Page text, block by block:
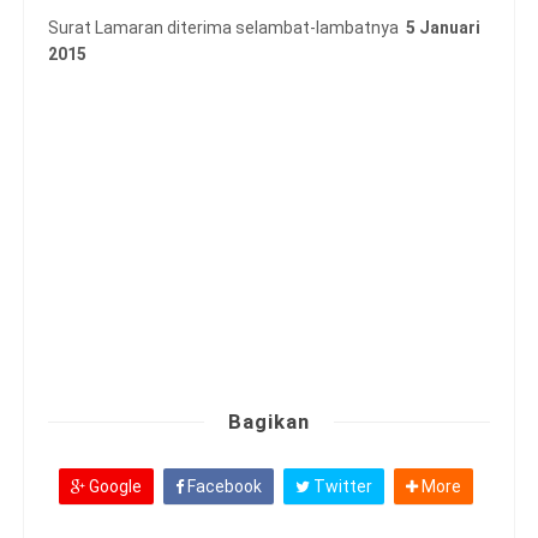
Surat Lamaran diterima selambat-lambatnya 5 Januari
2015
Bagikan
Google Facebook Twitter More